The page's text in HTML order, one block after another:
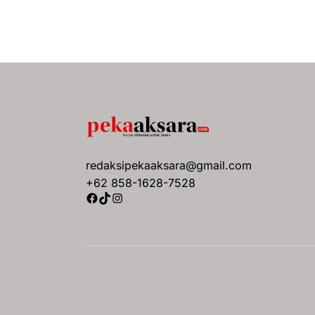
redaksipekaaksara@gmail.com
+62 858-1628-7528
Facebook
TikTok
Instagram